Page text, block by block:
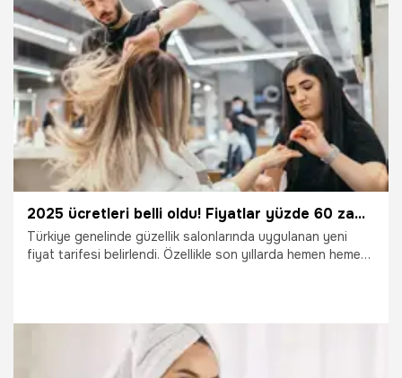
8.08.2025 Van
2025 ücretleri belli oldu! Fiyatlar yüzde 60 zamlandı
Türkiye genelinde güzellik salonlarında uygulanan yeni
fiyat tarifesi belirlendi. Özellikle son yıllarda hemen hemen